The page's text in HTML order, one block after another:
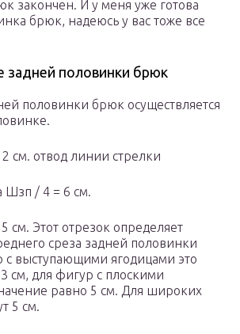
закончен. И у меня уже готова
брюк, надеюсь у вас тоже все
задней половинки брюк
половинки брюк осуществляется
см. отвод линии стрелки
Шзп / 4 = 6 см.
см. Этот отрезок определяет
среза задней половинки
выступающими ягодицами это
см, для фигур с плоскими
равно 5 см. Для широких
5 см.